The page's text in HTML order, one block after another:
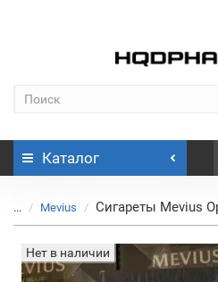
Каталог
... Mevius Сигареты Mevius
Нет в наличии